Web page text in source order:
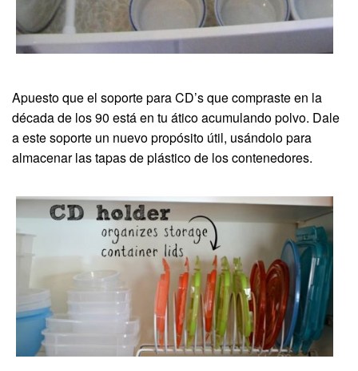
Apuesto que el soporte para CD’s que compraste en la
década de los 90 está en tu ático acumulando polvo. Dale
a este soporte un nuevo propósito útil, usándolo para
almacenar las tapas de plástico de los contenedores.